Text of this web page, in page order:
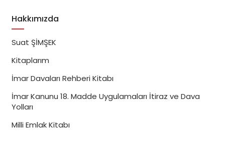
Hakkımızda
Suat ŞİMŞEK
Kitaplarım
İmar Davaları Rehberi Kitabı
İmar Kanunu 18. Madde Uygulamaları İtiraz ve Dava
Yolları
Milli Emlak Kitabı